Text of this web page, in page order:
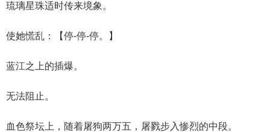
琉璃星珠适时传来境象。
使她慌乱：【停-停-停。】
蓝江之上的插爆。
无法阻止。
血色祭坛上，随着屠狗两万五，屠戮步入惨烈的中段。